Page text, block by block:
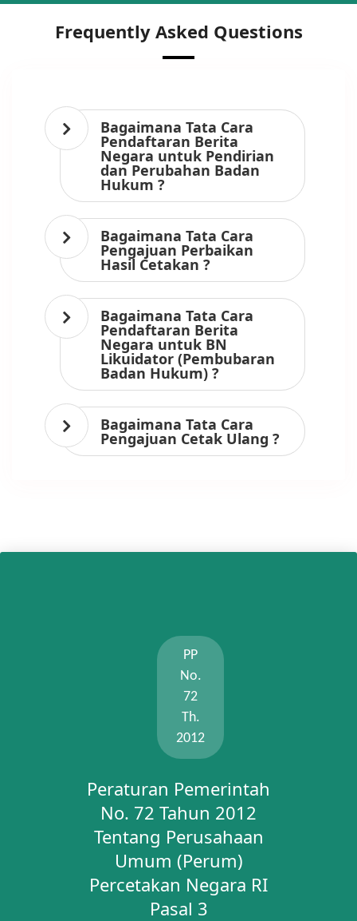
Frequently Asked Questions
Bagaimana Tata Cara
Pendaftaran Berita
Negara untuk Pendirian
dan Perubahan Badan
Hukum ?
Bagaimana Tata Cara
Pengajuan Perbaikan
Hasil Cetakan ?
Bagaimana Tata Cara
Pendaftaran Berita
Negara untuk BN
Likuidator (Pembubaran
Badan Hukum) ?
Bagaimana Tata Cara
Pengajuan Cetak Ulang ?
PP
No.
72
Th.
2012
Peraturan Pemerintah
No. 72 Tahun 2012
Tentang Perusahaan
Umum (Perum)
Percetakan Negara RI
Pasal 3